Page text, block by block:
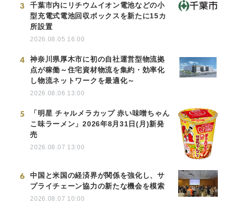
3
千葉市内にリチウムイオン電池などの小
型充電式電池回収ボックスを新たに15カ
所設置
2026.08.05 16:00
4
神奈川県厚木市に初の自社運営型物流拠
点が稼働～住宅資材物流を集約・効率化
し物流ネットワークを最適化～
2026.08.06 13:00
5
「明星 チャルメラカップ 赤い味噌ちゃん
こ味ラーメン」2026年8月31日(月)新発
売
2026.08.07 13:00
6
中国と米国の経済界が関係を強化し、サ
プライチェーン協力の新たな機会を模索
2026.08.07 10:00